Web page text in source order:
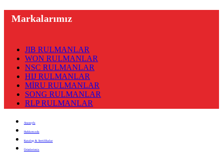
Markalarımız
JIB RULMANLAR
WON RULMANLAR
NSC RULMANLAR
HIJ RULMANLAR
MİRU RULMANLAR
SONG RULMANLAR
RLP RULMANLAR
Anasayfa
Hakkımızda
Katalog & Sertifikalar
Ürünlerimiz